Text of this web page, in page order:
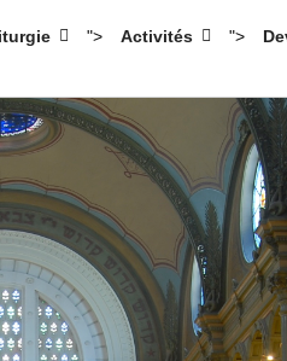
"> Activités ">